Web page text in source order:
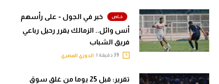
خبر في الجول - على رأسهم
أنس وائل.. الزمالك يقرر رحيل رباعي
فريق الشباب
الدوري المصري
تقرير: قبل 25 يوما من غلق سوق